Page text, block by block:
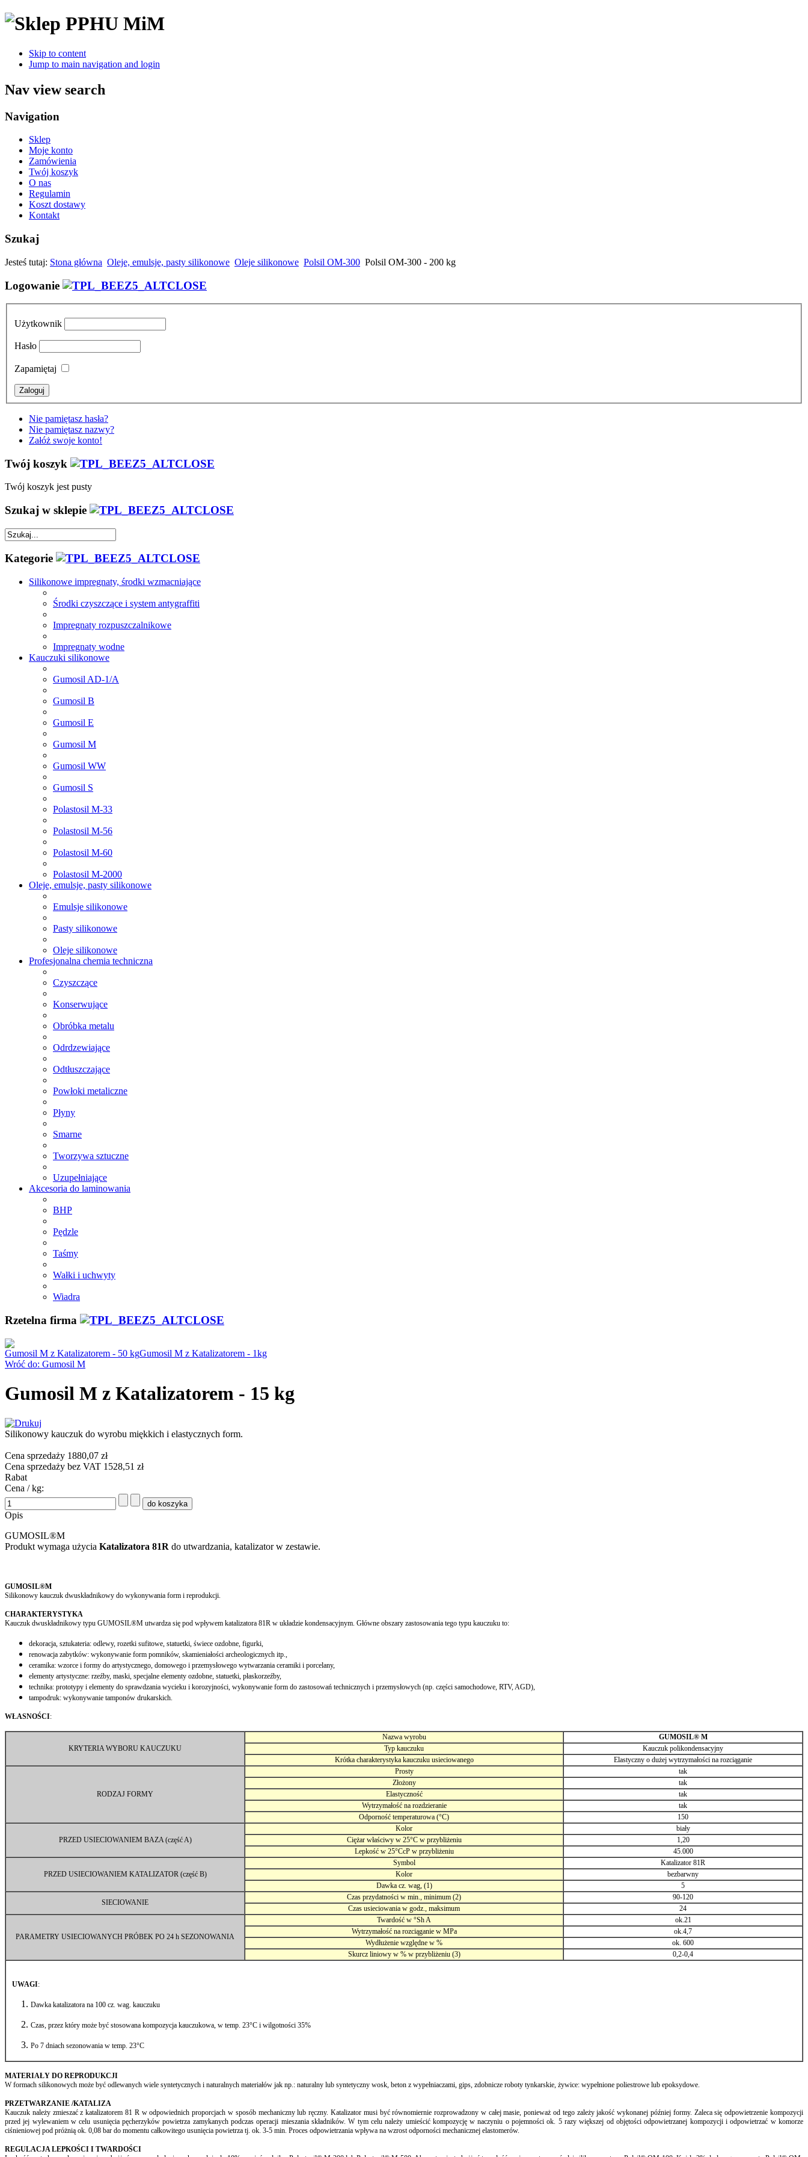
Skip to content
Jump to main navigation and login
Nav view search
Navigation
Sklep
Moje konto
Zamówienia
Twój koszyk
O nas
Regulamin
Koszt dostawy
Kontakt
Szukaj
Jesteś tutaj: Stona główna Oleje, emulsje, pasty silikonowe Oleje silikonowe Polsil OM-300 Polsil OM-300 - 200 kg
Logowanie
Użytkownik
Hasło
Zapamiętaj
Nie pamiętasz hasła?
Nie pamiętasz nazwy?
Załóż swoje konto!
Twój koszyk
Twój koszyk jest pusty
Szukaj w sklepie
Kategorie
Silikonowe impregnaty, środki wzmacniające
Środki czyszczące i system antygraffiti
Impregnaty rozpuszczalnikowe
Impregnaty wodne
Kauczuki silikonowe
Gumosil AD-1/A
Gumosil B
Gumosil E
Gumosil M
Gumosil WW
Gumosil S
Polastosil M-33
Polastosil M-56
Polastosil M-60
Polastosil M-2000
Oleje, emulsje, pasty silikonowe
Emulsje silikonowe
Pasty silikonowe
Oleje silikonowe
Profesjonalna chemia techniczna
Czyszczące
Konserwujące
Obróbka metalu
Odrdzewiające
Odtłuszczające
Powłoki metaliczne
Płyny
Smarne
Tworzywa sztuczne
Uzupełniające
Akcesoria do laminowania
BHP
Pędzle
Taśmy
Wałki i uchwyty
Wiadra
Rzetelna firma
Gumosil M z Katalizatorem - 50 kgGumosil M z Katalizatorem - 1kg
Wróć do: Gumosil M
Gumosil M z Katalizatorem - 15 kg
Silikonowy kauczuk do wyrobu miękkich i elastycznych form.
Cena sprzedaży 1880,07 zł
Cena sprzedaży bez VAT 1528,51 zł
Rabat
Cena / kg:
Opis
GUMOSIL®M
Produkt wymaga użycia Katalizatora 81R do utwardzania, katalizator w zestawie.
GUMOSIL®M
Silikonowy kauczuk dwuskładnikowy do wykonywania form i reprodukcji.
CHARAKTERYSTYKA
Kauczuk dwuskładnikowy typu GUMOSIL®M utwardza się pod wpływem katalizatora 81R w układzie kondensacyjnym. Główne obszary zastosowania tego typu kauczuku to:
dekoracja, sztukateria: odlewy, rozetki sufitowe, statuetki, świece ozdobne, figurki,
renowacja zabytków: wykonywanie form pomników, skamieniałości archeologicznych itp.,
ceramika: wzorce i formy do artystycznego, domowego i przemysłowego wytwarzania ceramiki i porcelany,
elementy artystyczne: rzeźby, maski, specjalne elementy ozdobne, statuetki, płaskorzeźby,
technika: prototypy i elementy do sprawdzania wycieku i korozyjności, wykonywanie form do zastosowań technicznych i przemysłowych (np. części samochodowe, RTV, AGD),
tampodruk: wykonywanie tamponów drukarskich.
WŁASNOŚCI:
KRYTERIA WYBORU KAUCZUKU
Nazwa wyrobu
GUMOSIL® M
Typ kauczuku
Kauczuk polikondensacyjny
Krótka charakterystyka kauczuku usieciowanego
Elastyczny o dużej wytrzymałości na rozciąganie
RODZAJ FORMY
Prosty
tak
Złożony
tak
Elastyczność
tak
Wytrzymałość na rozdzieranie
tak
Odporność temperaturowa (°C)
150
PRZED USIECIOWANIEM BAZA (część A)
Kolor
biały
Ciężar właściwy w 25°C w przybliżeniu
1,20
Lepkość w 25°CcP w przybliżeniu
45.000
PRZED USIECIOWANIEM KATALIZATOR (część B)
Symbol
Katalizator 81R
Kolor
bezbarwny
Dawka cz. wag, (1)
5
SIECIOWANIE
Czas przydatności w min., minimum (2)
90-120
Czas usieciowania w godz., maksimum
24
PARAMETRY USIECIOWANYCH PRÓBEK PO 24 h SEZONOWANIA
Twardość w °Sh A
ok.21
Wytrzymałość na rozciąganie w MPa
ok.4,7
Wydłużenie względne w %
ok. 600
Skurcz liniowy w % w przybliżeniu (3)
0,2-0,4
UWAGI:
Dawka katalizatora na 100 cz. wag. kauczuku
Czas, przez który może być stosowana kompozycja kauczukowa, w temp. 23°C i wilgotności 35%
Po 7 dniach sezonowania w temp. 23°C
MATERIAŁY DO REPRODUKCJI
W formach silikonowych może być odlewanych wiele syntetycznych i naturalnych materiałów jak np.: naturalny lub syntetyczny wosk, beton z wypełniaczami, gips, zdobnicze roboty tynkarskie, żywice: wypełnione poliestrowe lub epoksydowe.
PRZETWARZANIE /KATALIZA
Kauczuk należy zmieszać z katalizatorem 81 R w odpowiednich proporcjach w sposób mechaniczny lub ręczny. Katalizator musi być równomiernie rozprowadzony w całej masie, ponieważ od tego zależy jakość wykonanej później formy. Zaleca się odpowietrzenie kompozycji
przed jej wylewaniem w celu usunięcia pęcherzyków powietrza zamykanych podczas operacji mieszania składników. W tym celu należy umieścić kompozycję w naczyniu o pojemności ok. 5 razy większej od objętości odpowietrzanej kompozycji i odpowietrzać w komorze
ciśnieniowej pod próżnią ok. 0,08 bar do momentu całkowitego usunięcia powietrza tj. ok. 3-5 min. Proces odpowietrzania wpływa na wzrost odporności mechanicznej elastomerów.
REGULACJA LEPKOŚCI I TWARDOŚCI